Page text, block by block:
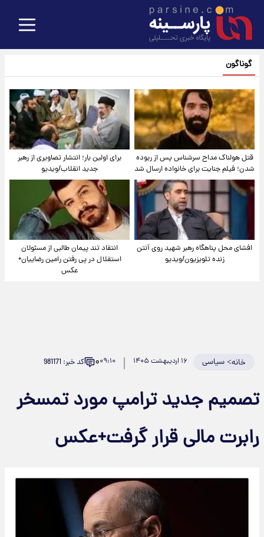
گوناگون
قتل هولناک مداح سرشناس پس از ربوده
شدن؛ فیلم جنایت برای خانواده ارسال شد
برای اولین بار؛ انتشار تصاویری از رهبر
جدید انقلاب/ویدیو
افشای محل پناهگاه‌ رهبر شهید روی آنتن
زنده تلویزیون/ویدیو
انتقاد تند پیمان طالبی از مسئولان
استقلال در پی رفتن رامین رضاییان+
عکس
خانه>سیاسی ۱۶ اردیبهشت ۱۴۰۵ ۰۹:۱۰۰ کد خبر: 981171
تصمیم جدید ترامپ مورد تمسخر
رابرت مالی قرار گرفت+عکس